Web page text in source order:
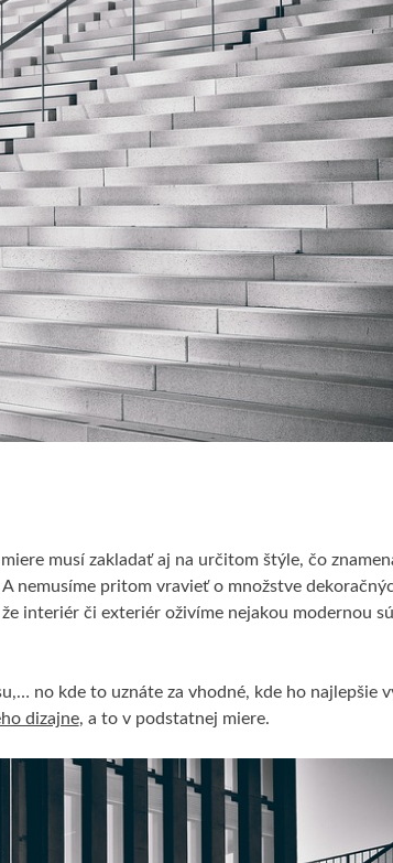
musí zakladať aj na určitom štýle, čo
nemusíme pritom vravieť o množstve
interiér či exteriér oživíme nejakou modernou
no kde to uznáte za vhodné, kde ho najlepšie
dizajne, a to v podstatnej miere.